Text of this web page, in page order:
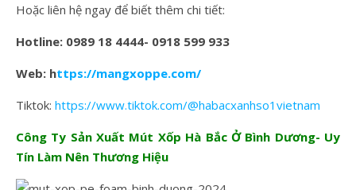
Hoặc liên hệ ngay để biết thêm chi tiết:
Hotline: 0989 18 4444- 0918 599 933
Web: https://mangxoppe.com/
Tiktok: https://www.tiktok.com/@habacxanhso1vietnam
Công Ty Sản Xuất Mút Xốp Hà Bắc Ở Bình Dương- Uy
Tín Làm Nên Thương Hiệu